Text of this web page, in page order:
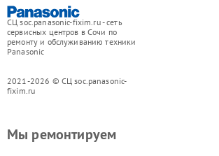
СЦ soc.panasonic-fixim.ru - сеть
сервисных центров в Сочи по
ремонту и обслуживанию техники
Panasonic
2021-2026 © СЦ soc.panasonic-
fixim.ru
Мы ремонтируем